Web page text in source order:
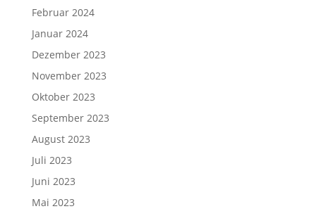
Februar 2024
Januar 2024
Dezember 2023
November 2023
Oktober 2023
September 2023
August 2023
Juli 2023
Juni 2023
Mai 2023